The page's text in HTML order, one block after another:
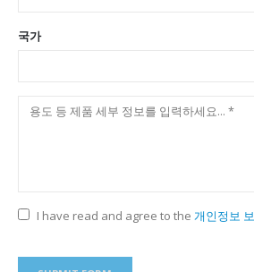
국가
I have read and agree to the 개인정보